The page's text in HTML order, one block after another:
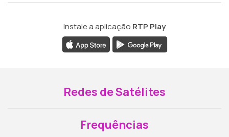
Instale a aplicação RTP Play
Redes de Satélites
Frequências